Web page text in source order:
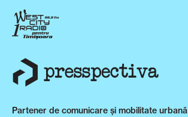
Partener de comunicare și mobilitate urbană